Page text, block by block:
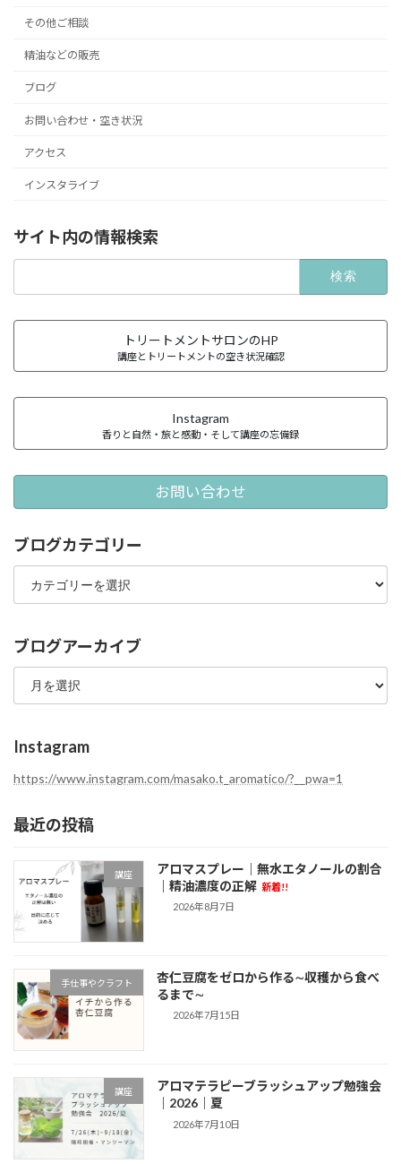
その他ご相談
精油などの販売
ブログ
お問い合わせ・空き状況
アクセス
インスタライブ
サイト内の情報検索
トリートメントサロンのHP
講座とトリートメントの空き状況確認
Instagram
香りと自然・旅と感動・そして講座の忘備録
お問い合わせ
ブログカテゴリー
ブ
グ
テ
ゴ
リ
ブログアーカイブ
ブ
グ
ー
カ
イ
Instagram
https://www.instagram.com/masako.t_aromatico/?__pwa=1
最近の投稿
講座
アロマスプレー｜無水エタノールの割合
｜精油濃度の正解 新着!!
2026年8月7日
手仕事やクラフト
杏仁豆腐をゼロから作る∼収穫から食べ
るまで∼
2026年7月15日
講座
アロマテラピーブラッシュアップ勉強会
｜2026｜夏
2026年7月10日